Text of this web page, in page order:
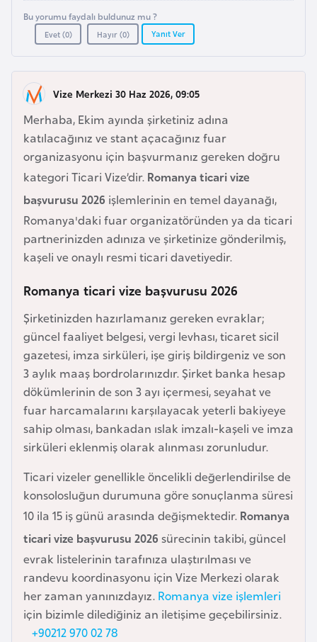
Bu yorumu faydalı buldunuz mu ?
Evet (0) Hayır (0) Yanıt Ver
Vize Merkezi 30 Haz 2026, 09:05
Merhaba, Ekim ayında şirketiniz adına
katılacağınız ve stant açacağınız fuar
organizasyonu için başvurmanız gereken doğru
kategori Ticari Vize’dir. Romanya ticari vize
başvurusu 2026 işlemlerinin en temel dayanağı,
Romanya'daki fuar organizatöründen ya da ticari
partnerinizden adınıza ve şirketinize gönderilmiş,
kaşeli ve onaylı resmi ticari davetiyedir.
Romanya ticari vize başvurusu 2026
Şirketinizden hazırlamanız gereken evraklar;
güncel faaliyet belgesi, vergi levhası, ticaret sicil
gazetesi, imza sirküleri, işe giriş bildirgeniz ve son
3 aylık maaş bordrolarınızdır. Şirket banka hesap
dökümlerinin de son 3 ayı içermesi, seyahat ve
fuar harcamalarını karşılayacak yeterli bakiyeye
sahip olması, bankadan ıslak imzalı-kaşeli ve imza
sirküleri eklenmiş olarak alınması zorunludur.
Ticari vizeler genellikle öncelikli değerlendirilse de
konsolosluğun durumuna göre sonuçlanma süresi
10 ila 15 iş günü arasında değişmektedir. Romanya
ticari vize başvurusu 2026 sürecinin takibi, güncel
evrak listelerinin tarafınıza ulaştırılması ve
randevu koordinasyonu için Vize Merkezi olarak
her zaman yanınızdayız. Romanya vize işlemleri
için bizimle dilediğiniz an iletişime geçebilirsiniz.
+90212 970 02 78
r
c
a
n
B
a
h
r
e
y
B
a
n
g
l
a
d
e
B
e
l
a
r
u
s